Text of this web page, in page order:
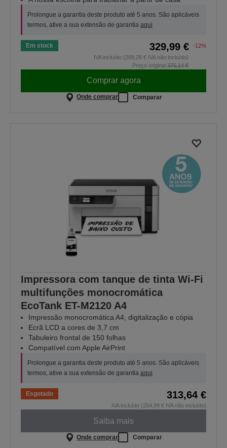
Prolongue a garantia deste produto até 5 anos. São aplicáveis
termos, ative a sua extensão de garantia aqui
Em stock 329,99 €
-12%
IVA incluído (268,28 € IVA não incluído)
Preço original 375,14 €
Comprar agora
Onde comprar Comparar
Impressora com tanque de tinta Wi-Fi
multifunções monocromática
EcoTank ET-M2120 A4
Impressão monocromática A4, digitalização e cópia
Ecrã LCD a cores de 3,7 cm
Tabuleiro frontal de 150 folhas
Compatível com Apple AirPrint
Prolongue a garantia deste produto até 5 anos. São aplicáveis
termos, ative a sua extensão de garantia aqui
Esgotado 313,64 €
IVA incluído (254,99 € IVA não incluído)
Saiba mais
Onde comprar Comparar